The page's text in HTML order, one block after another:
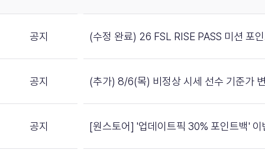
공지 (수정 완료) 26 FSL RISE PASS 미션 포
공지 (추가) 8/6(목) 비정상 시세 선수 기준가
공지 [원스토어] '업데이트픽 30% 포인트백' 이